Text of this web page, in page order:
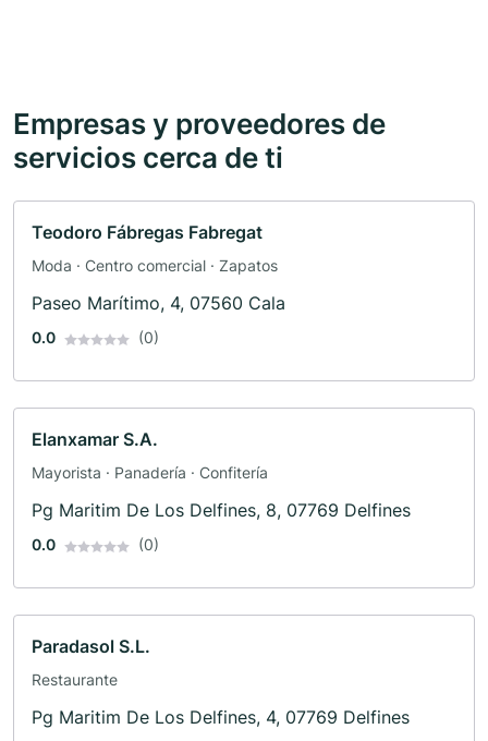
Empresas y proveedores de
servicios cerca de ti
Teodoro Fábregas Fabregat
Moda · Centro comercial · Zapatos
Paseo Marítimo, 4, 07560 Cala
0.0 (0)
Elanxamar S.A.
Mayorista · Panadería · Confitería
Pg Maritim De Los Delfines, 8, 07769 Delfines
0.0 (0)
Paradasol S.L.
Restaurante
Pg Maritim De Los Delfines, 4, 07769 Delfines